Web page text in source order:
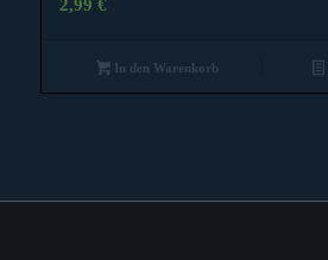
2,99 €
In den Warenkorb